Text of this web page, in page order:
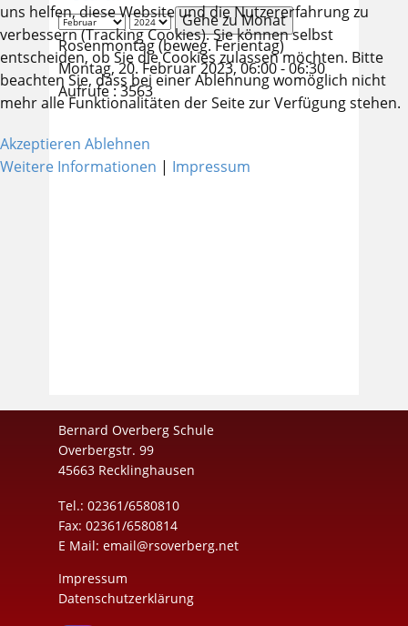
Gehe zu Monat
Rosenmontag (beweg. Ferientag)
Montag, 20. Februar 2023, 06:00 - 06:30
Aufrufe: 3563
Bernard Overberg Schule
Overbergstr. 99
45663 Recklinghausen
Tel.: 02361/6580810
Fax: 02361/6580814
E Mail: email@rsoverberg.net
Impressum
Datenschutzerklärung
uns helfen, diese Website und die Nutzererfahrung zu
verbessern (Tracking Cookies). Sie können selbst
entscheiden, ob Sie die Cookies zulassen möchten. Bitte
beachten Sie, dass bei einer Ablehnung womöglich nicht
mehr alle Funktionalitäten der Seite zur Verfügung stehen.
Akzeptieren Ablehnen
Weitere Informationen | Impressum